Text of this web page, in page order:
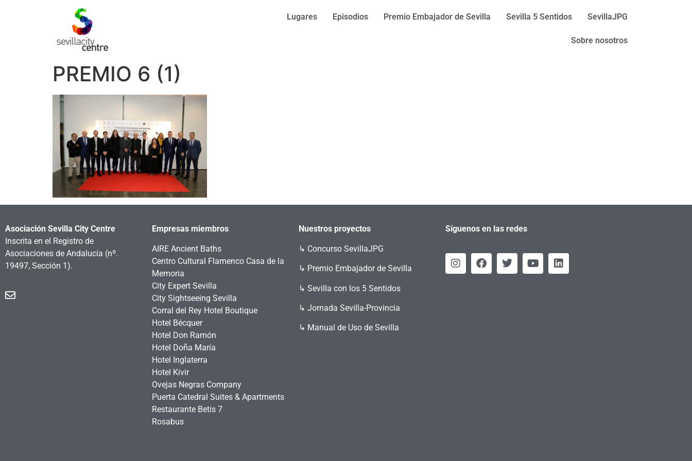
Lugares Episodios Premio Embajador de Sevilla Sevilla 5 Sentidos SevillaJPG
Sobre nosotros
PREMIO 6 (1)
Asociación Sevilla City Centre
Inscrita en el Registro de
Asociaciones de Andalucía (nº.
19497, Sección 1).
Empresas miembros
AIRE Ancient Baths
Centro Cultural Flamenco Casa de la
Memoria
City Expert Sevilla
City Sightseeing Sevilla
Corral del Rey Hotel Boutique
Hotel Bécquer
Hotel Don Ramón
Hotel Doña María
Hotel Inglaterra
Hotel Kivir
Ovejas Negras Company
Puerta Catedral Suites & Apartments
Restaurante Betis 7
Rosabus
Nuestros proyectos
↳ Concurso SevillaJPG
↳ Premio Embajador de Sevilla
↳ Sevilla con los 5 Sentidos
↳ Jornada Sevilla-Provincia
↳ Manual de Uso de Sevilla
Síguenos en las redes